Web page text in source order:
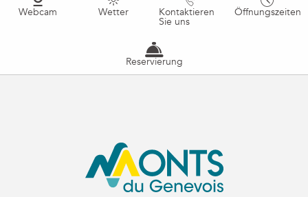
Webcam Wetter Kontaktieren
Sie uns
Öffnungszeiten
Reservierung